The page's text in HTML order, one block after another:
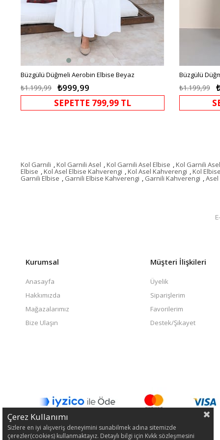
Büzgülü Düğmeli Aerobin Elbise Beyaz
₺999,99
₺1.199,99
SEPETTE 799,99 TL
Büzgülü
₺1.199,99
Kol Garnili ,Kol Garnili Asel ,Kol Garnili Asel Elbise ,Kol Garnili
Elbise ,Kol Asel Elbise Kahverengi ,Kol Asel Kahverengi ,Kol Elbise
Garnili Elbise , Garnili Elbise Kahverengi , Garnili Kahverengi ,Asel
Kurumsal
Anasayfa
Hakkımızda
Mağazalarımız
Bize Ulaşın
Müşteri İlişkileri
Üyelik
Siparişlerim
Favorilerim
Destek/Şikayet
Çerez Kullanımı
Sizlere en iyi alışveriş deneyimini sunabilmek adına sitemizde
çerezler(cookies) kullanmaktayız. Detaylı bilgi için Kvkk sözleşmesini